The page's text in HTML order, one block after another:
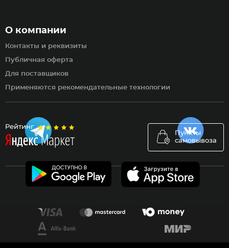
Рейтинг
Пункты
самовывоза
О компании
Контакты и реквизиты
Публичная оферта
Для поставщиков
Применяются рекомендательные технологии